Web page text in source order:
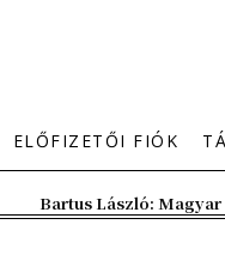
ELŐFIZETŐI FIÓK
Bartus László: